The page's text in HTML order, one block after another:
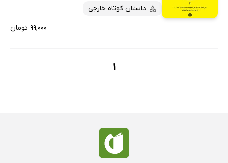
پربحث‌ها
داستان کوتاه خارجی
۹۹,۰۰۰ تومان
1